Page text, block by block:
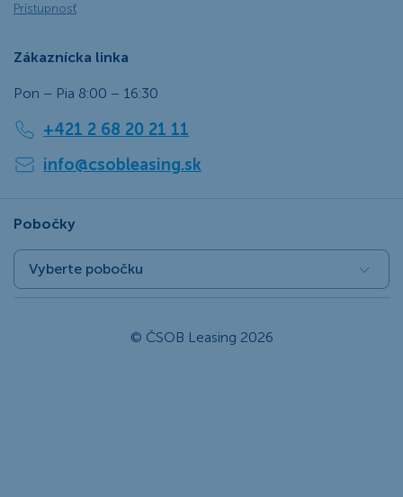
Prístupnosť
Zákaznícka linka
Pon – Pia 8:00 – 16:30
+421 2 68 20 21 11
info@csobleasing.sk
Pobočky
Vyberte pobočku
© ČSOB Leasing 2026